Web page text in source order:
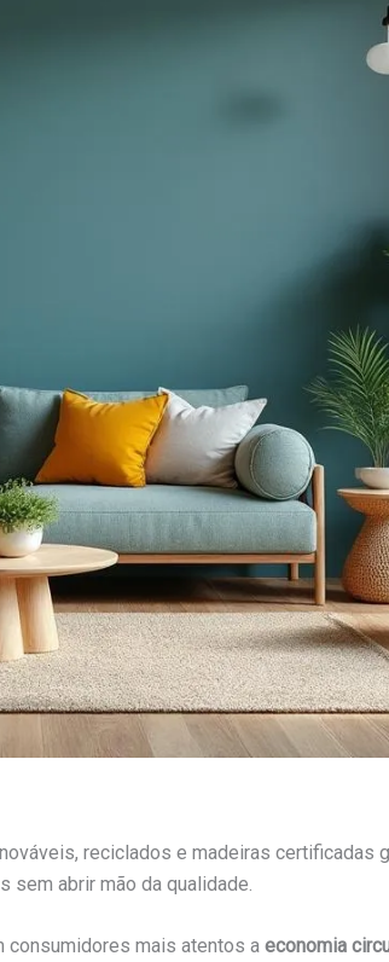
reciclados e madeiras certificadas
sem abrir mão da qualidade.
consumidores mais atentos a economia